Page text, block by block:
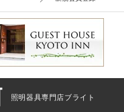
照明器具専門店ブライト